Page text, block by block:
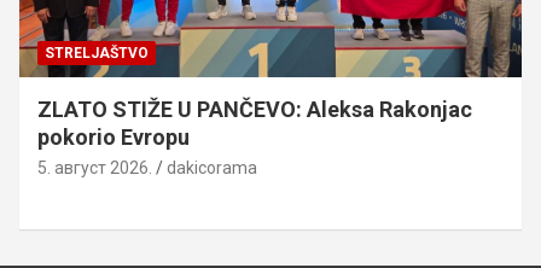
STRELJAŠTVO
ZLATO STIŽE U PANČEVO: Aleksa Rakonjac
pokorio Evropu
5. август 2026. dakicorama